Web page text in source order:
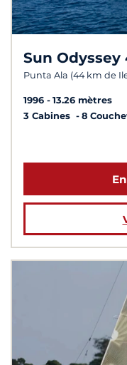
Sun Odyssey
Punta Ala (44 km de
1996
13.26 mètres
3 Cabines
8